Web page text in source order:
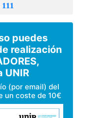
puedes
realización
UNIR
(por email) del
un coste de 10€